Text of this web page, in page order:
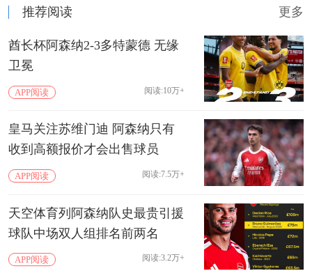
推荐阅读 更多
酋长杯阿森纳2-3多特蒙德 无缘
卫冕
APP阅读 阅读:10万+
皇马关注苏维门迪 阿森纳只有
收到高额报价才会出售球员
APP阅读 阅读:7.5万+
天空体育列阿森纳队史最贵引援
球队中场双人组排名前两名
APP阅读 阅读:3.2万+